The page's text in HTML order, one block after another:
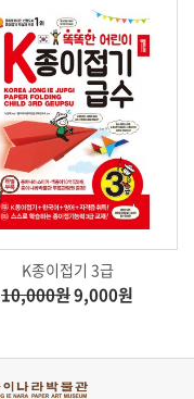
K종이접기 3급
10,000원9,000원